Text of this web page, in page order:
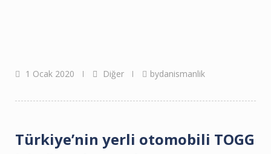
1 Ocak 2020 Diğer bydanismanlik
Türkiye’nin yerli otomobili TOGG